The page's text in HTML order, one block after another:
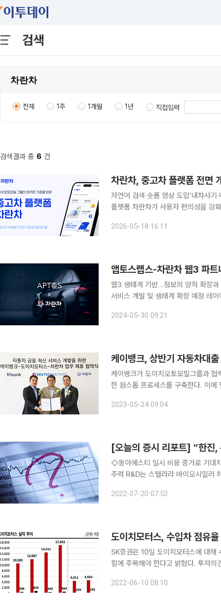
검색
전체 1주 1개월 1년 직접입력
검색결과 총 6 건
차란차, 중고차 플랫폼 전면
자연어 검색·숏폼 영상 도입‘내차사기·내차팔기’ 중심 구
플랫폼 차란차가 사용자 편의성을 강
은 콘텐츠를 정리하고 ‘내 차 사기’와
2026-05-18 16:11
앱토스랩스-차란차 웹3 파
웹3 생태계 기반…정보의 양적 확장
서비스 개발 및 생태계 확장 예정 레이어1 블록체인 개발사 앱토스 랩스(Aptos Labs)가 도이치오
번 파트너십으로 앱토스 랩스는 차란
2024-05-30 09:21
케이뱅크, 상반기 자동차대
케이뱅크가 도이치오토모빌그룹과
한 원스톱 프로세스를 구축한다. 이에
고 24일 밝혔다. 도이치모
2023-05-24 09:04
[오늘의 증시 리포트] “한진,
◇동아에스티 일시 비용 증가로 기대
주력 R&D는 스텔라라 바이오시밀러 허혜민 키움증권 ◇코스맥스
주가 추가 하락 가능성보단 반등 기회
2022-07-20 07:53
도이치모터스, 수입차 점유
SK증권은 10일 도이치모터스에 대해
힘에 주목해야 한다고 밝혔다. 투자의견과 목표주
의 순위가 뒤바뀌는 경우가 발생하기
2022-06-10 08:10